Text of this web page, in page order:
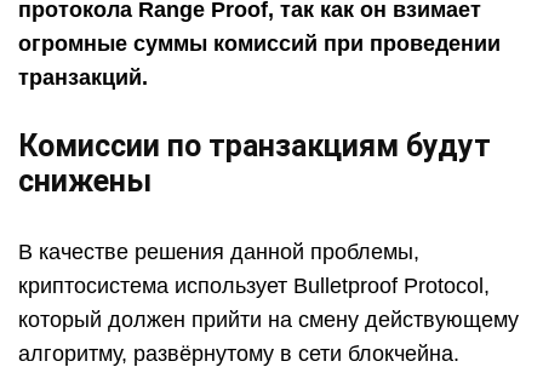
протокола Range Proof, так как он взимает
огромные суммы комиссий при проведении
транзакций.
Комиссии по транзакциям будут
снижены
В качестве решения данной проблемы,
криптосистема использует Bulletproof Protocol,
который должен прийти на смену действующему
алгоритму, развёрнутому в сети блокчейна.